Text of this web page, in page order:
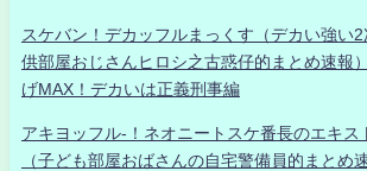
スケバン！デカッフルまっくす（デカい強い
供部屋おじさんヒロシ之古惑仔的まとめ速報
げMAX！デカいは正義刑事編
アキヨッフル-！ネオニートスケ番長のエキス
（子ども部屋おばさんの自宅警備員的まとめ速